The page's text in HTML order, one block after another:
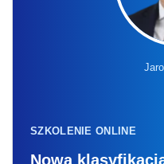
SZKOLENIE ONLINE
Nowa